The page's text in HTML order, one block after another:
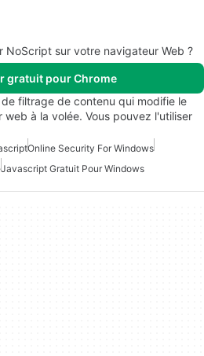
NoScript sur votre navigateur Web ?
gratuit pour Chrome
filtrage de contenu qui modifie le
à la volée. Vous pouvez l'utiliser
Online Security For Windows
Javascript Gratuit Pour Windows